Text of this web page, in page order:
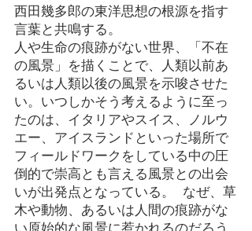
西田幾多郎の東洋思想の根源を指す
言葉と共鳴する。
人や生命の痕跡がない世界、「不在
の風景」を描くことで、人類以前あ
るいは人類以後の風景を示唆させた
い。いつしかそう考えるように至っ
たのは、イタリアやスイス、ノルウ
エー、アイスランドといった場所で
フィールドワークをしている中の圧
倒的で崇高とも言える風景との出会
いが出発点となっている。 なぜ、草
木や動物、あるいは人間の痕跡がな